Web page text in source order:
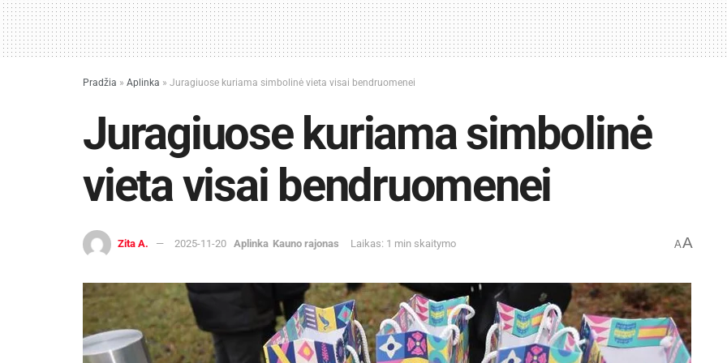
Pradžia » Aplinka » Juragiuose kuriama simbolinė vieta visai bendruomenei
Juragiuose kuriama simbolinė
vieta visai bendruomenei
Zita A. 2025-11-20 Aplinka Kauno rajonas Laikas: 1 min skaitymo AA